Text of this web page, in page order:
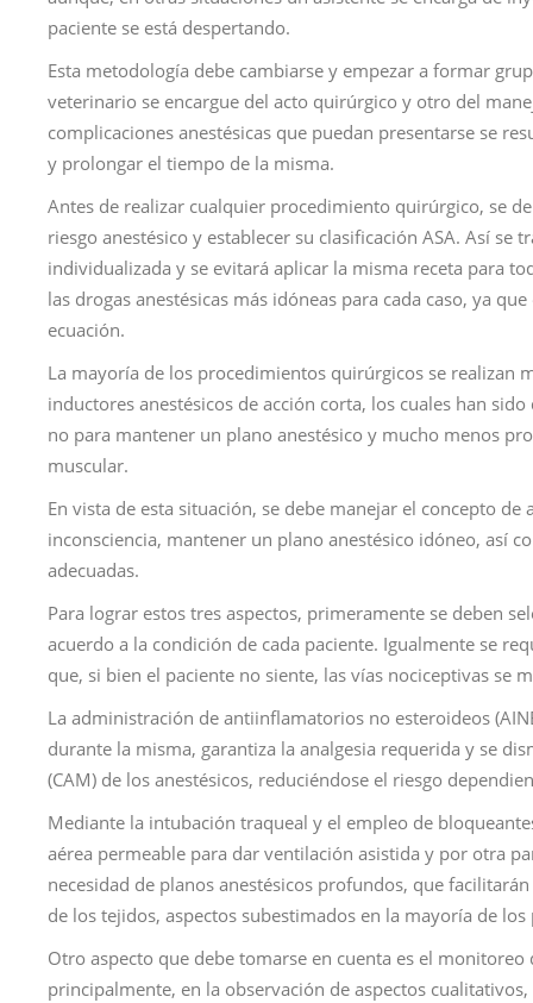
paciente se está despertando.
Esta metodología debe cambiarse y empezar a formar
veterinario se encargue del acto quirúrgico y otro del
complicaciones anestésicas que puedan presentarse se
y prolongar el tiempo de la misma.
Antes de realizar cualquier procedimiento quirúrgico, se
riesgo anestésico y establecer su clasificación ASA. Así se
individualizada y se evitará aplicar la misma receta para
las drogas anestésicas más idóneas para cada caso, ya
ecuación.
La mayoría de los procedimientos quirúrgicos se realizan
inductores anestésicos de acción corta, los cuales han
no para mantener un plano anestésico y mucho menos
muscular.
En vista de esta situación, se debe manejar el concepto de
inconsciencia, mantener un plano anestésico idóneo, así
adecuadas.
Para lograr estos tres aspectos, primeramente se deben
acuerdo a la condición de cada paciente. Igualmente se
que, si bien el paciente no siente, las vías nociceptivas se
La administración de antiinflamatorios no esteroideos
durante la misma, garantiza la analgesia requerida y se
(CAM) de los anestésicos, reduciéndose el riesgo
Mediante la intubación traqueal y el empleo de
aérea permeable para dar ventilación asistida y por otra
necesidad de planos anestésicos profundos, que
de los tejidos, aspectos subestimados en la mayoría de
Otro aspecto que debe tomarse en cuenta es el monitoreo
principalmente, en la observación de aspectos